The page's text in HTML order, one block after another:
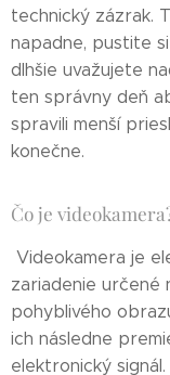
technický zázrak.
napadne, pustite
dlhšie uvažujete
ten správny deň
spravili menší
konečne.
Čo je
Videokamera je
zariadenie určené
pohyblivého
ich následne
elektronický